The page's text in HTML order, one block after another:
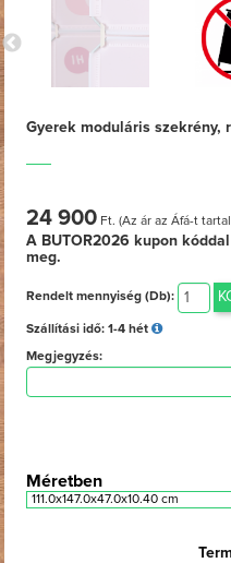
Gyerek moduláris szekrény,
24 900 Ft. (Az ár az Áfá-t
A BUTOR2026 kupon
meg.
Rendelt mennyiség (Db):
Szállítási idő: 1-4 hét
Megjegyzés:
Méretben